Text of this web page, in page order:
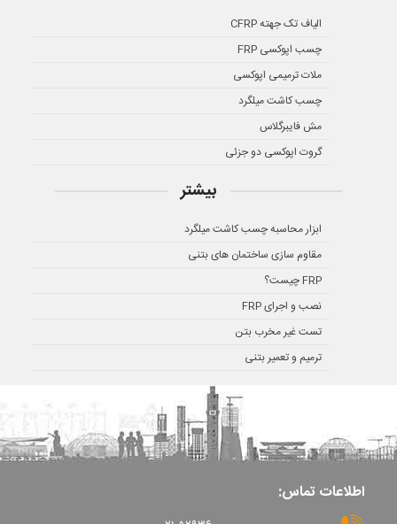
الیاف تک جهته CFRP
چسب اپوکسی FRP
ملات ترمیمی اپوکسی
چسب کاشت میلگرد
مش فایبرگلاس
گروت اپوکسی دو جزئی
بیشتر
ابزار محاسبه چسب کاشت میلگرد
مقاوم سازی ساختمان های بتنی
FRP چیست؟
نصب و اجرای FRP
تست غیر مخرب بتن
ترمیم و تعمیر بتنی
اطلاعات تماس: